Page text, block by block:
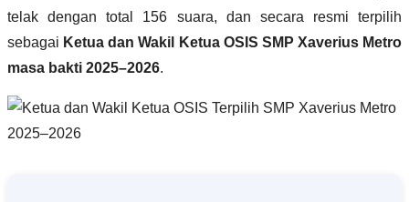
telak dengan total 156 suara, dan secara resmi terpilih
sebagai Ketua dan Wakil Ketua OSIS SMP Xaverius Metro
masa bakti 2025–2026.